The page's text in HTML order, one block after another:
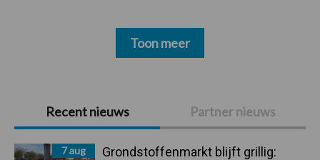
Primaire
Sidebar
Recent nieuws Partner nieuws
7 aug
Grondstoffenmarkt blijft grillig:
Toon meer